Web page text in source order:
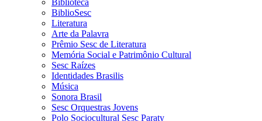
Biblioteca
BiblioSesc
Literatura
Arte da Palavra
Prêmio Sesc de Literatura
Memória Social e Patrimônio Cultural
Sesc Raízes
Identidades Brasilis
Música
Sonora Brasil
Sesc Orquestras Jovens
Polo Sociocultural Sesc Paraty